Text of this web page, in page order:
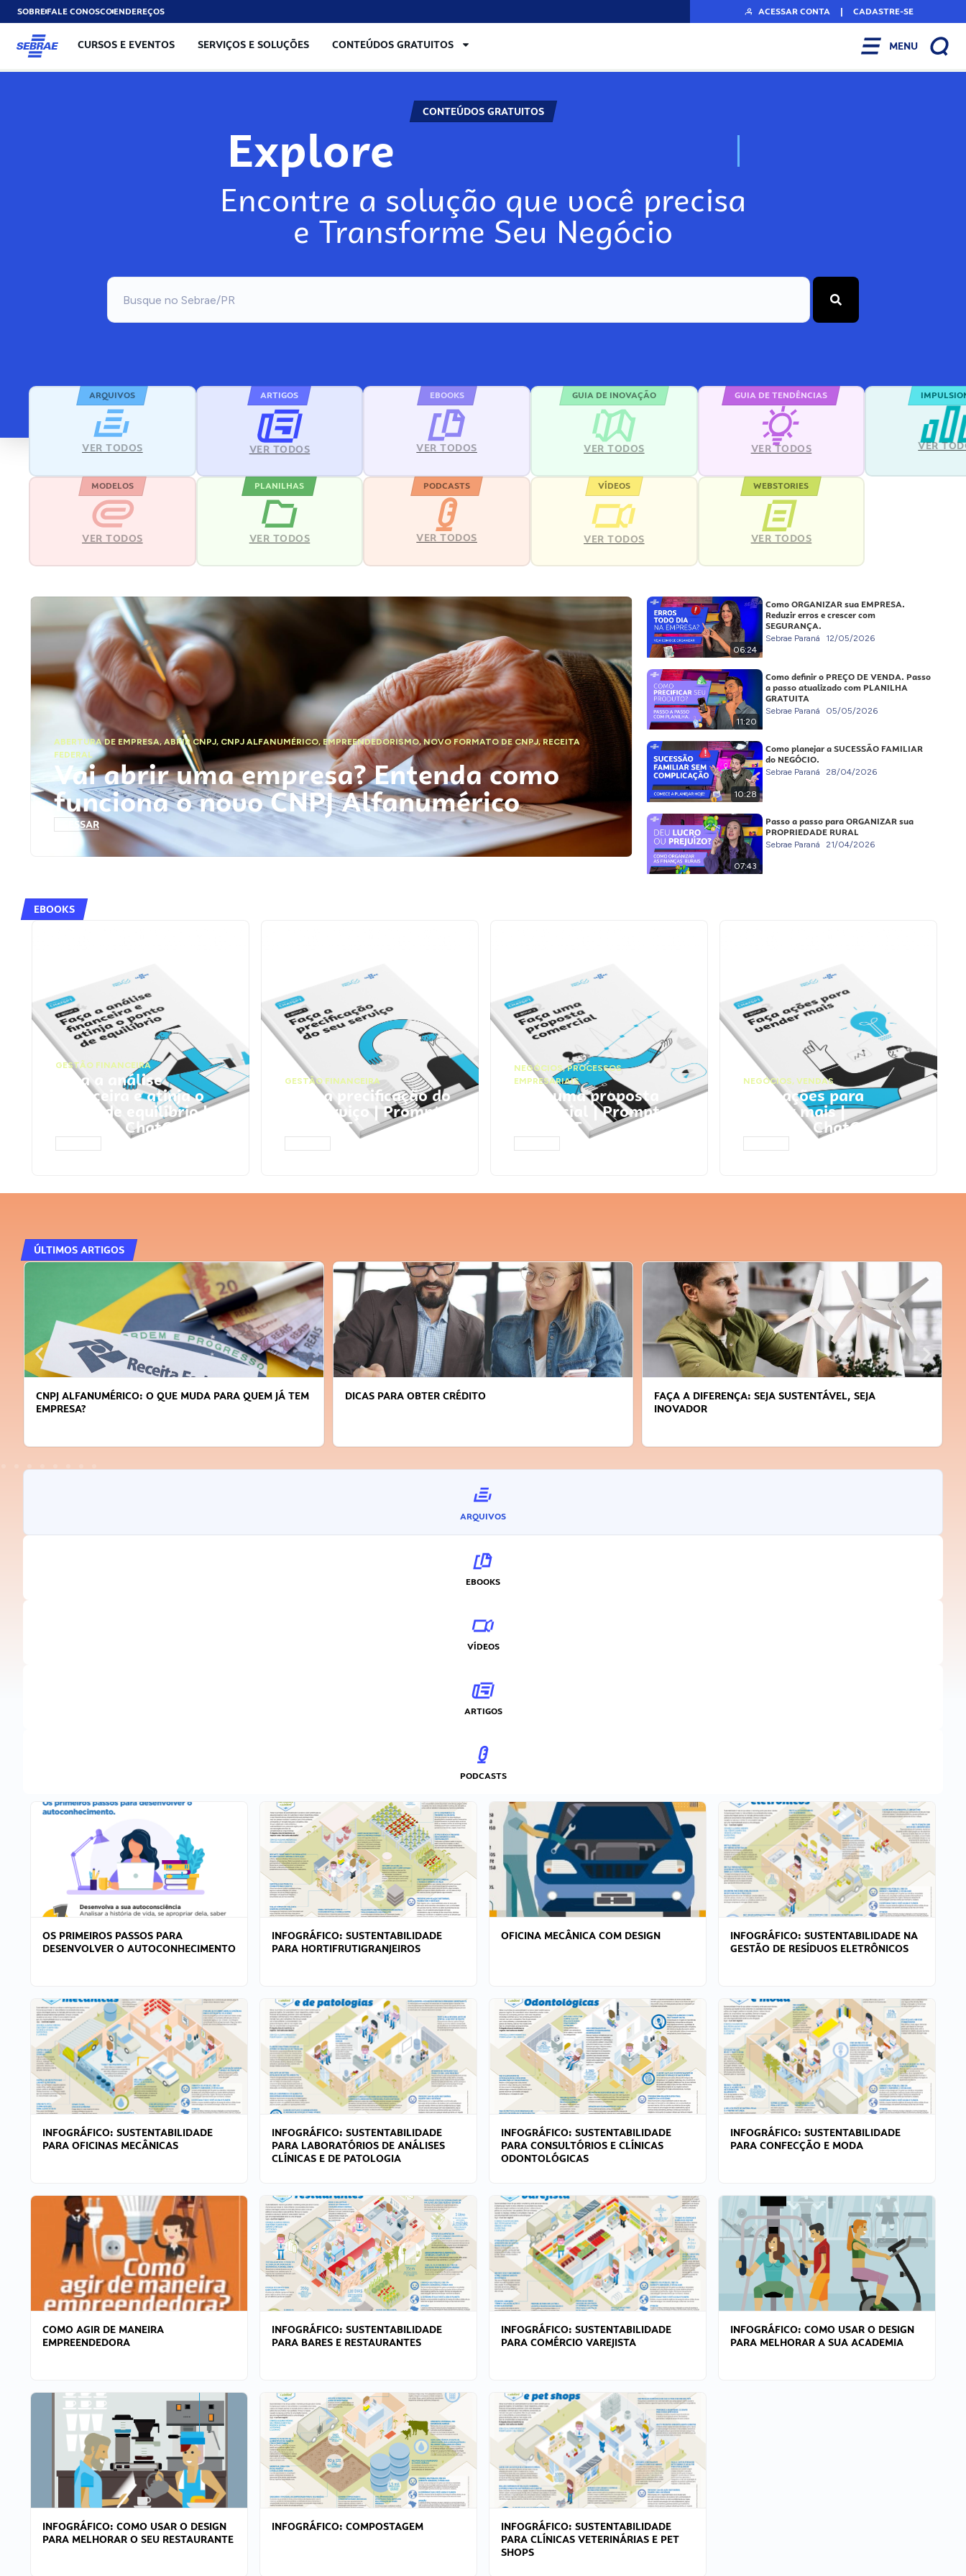
SOBREFALE CONOSCOENDEREÇOS ACESSAR CONTA | CADASTRE-SE
CURSOS E EVENTOS SERVIÇOS E SOLUÇÕES CONTEÚDOS GRATUITOS MENU
CONTEÚDOS GRATUITOS
Explore N
Encontre a solução que você precisa
e Transforme Seu Negócio
ARQUIVOS
VER TODOS
ARTIGOS
VER TODOS
EBOOKS
VER TODOS
GUIA DE INOVAÇÃO
VER TODOS
GUIA DE TENDÊNCIAS
VER TODOS VER
MODELOS
VER TODOS
PLANILHAS
VER TODOS
PODCASTS
VER TODOS
VÍDEOS
VER TODOS
WEBSTORIES
VER TODOS
ABERTURA DE EMPRESA,ABRIR CNPJ, CNPJ ALFANUMÉRICO, EMPREENDEDORISMO,NOVO FORMATO DE CNPJ,RECEITA
FEDERAL
Vai abrir uma empresa? Entenda como
funciona o novo CNPJ Alfanumérico
ACESSAR
06:24
Como ORGANIZAR sua EMPRESA.
Reduzir erros e crescer com
SEGURANÇA.
Sebrae Paraná 12/05/2026
11:20
Como definir o PREÇO DE VENDA. Passo
a passo atualizado com PLANILHA
GRATUITA
Sebrae Paraná 05/05/2026
10:28
Como planejar a SUCESSÃO FAMILIAR
do NEGÓCIO.
Sebrae Paraná 28/04/2026
07:43
Passo a passo para ORGANIZAR sua
PROPRIEDADE RURAL
Sebrae Paraná 21/04/2026
EBOOKS
GESTÃO FINANCEIRA
Faça a análise
financeira e atinja o
ponto de equilíbrio |
Prompts ChatGPT
GESTÃO FINANCEIRA
Faça a precificação do
seu serviço | Prompts
ChatGPT
NEGÓCIOS,PROCESSOS
EMPRESARIAIS
Faça uma proposta
comercial | Prompts
ChatGPT
NEGÓCIOS, VENDAS
Faça ações para
vender mais |
Prompts ChatGPT
ÚLTIMOS ARTIGOS
DICAS PARA OBTER CRÉDITO
FAÇA A DIFERENÇA: SEJA SUSTENTÁVEL, SEJA
APRENDA A GERENCIAR O SEU TEMPO
ARQUIVOS
EBOOKS
VÍDEOS
ARTIGOS
PODCASTS
OS PRIMEIROS PASSOS PARA
DESENVOLVER O AUTOCONHECIMENTO
INFOGRÁFICO: SUSTENTABILIDADE
PARA HORTIFRUTIGRANJEIROS
OFICINA MECÂNICA COM DESIGN
INFOGRÁFICO: SUSTENTABILIDADE NA
GESTÃO DE RESÍDUOS ELETRÔNICOS
INFOGRÁFICO: SUSTENTABILIDADE
PARA OFICINAS MECÂNICAS
INFOGRÁFICO: SUSTENTABILIDADE
PARA LABORATÓRIOS DE ANÁLISES
CLÍNICAS E DE PATOLOGIA
INFOGRÁFICO: SUSTENTABILIDADE
PARA CONSULTÓRIOS E CLÍNICAS
ODONTOLÓGICAS
INFOGRÁFICO: SUSTENTABILIDADE
PARA CONFECÇÃO E MODA
COMO AGIR DE MANEIRA
EMPREENDEDORA
INFOGRÁFICO: SUSTENTABILIDADE
PARA BARES E RESTAURANTES
INFOGRÁFICO: SUSTENTABILIDADE
PARA COMÉRCIO VAREJISTA
INFOGRÁFICO: COMO USAR O DESIGN
PARA MELHORAR A SUA ACADEMIA
INFOGRÁFICO: COMO USAR O DESIGN
PARA MELHORAR O SEU RESTAURANTE
INFOGRÁFICO: COMPOSTAGEM
INFOGRÁFICO: SUSTENTABILIDADE
PARA CLÍNICAS VETERINÁRIAS E PET
SHOPS